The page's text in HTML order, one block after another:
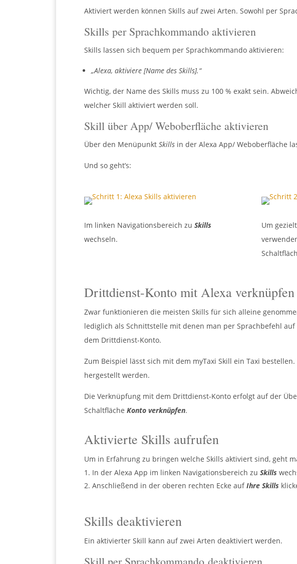
Aktiviert werden können Skills auf zwei Arten. Sowohl per
Skills per Sprachkommando aktivieren
Skills lassen sich bequem per Sprachkommando aktivieren:
„Alexa, aktiviere [Name des Skills].“
Wichtig, der Name des Skills muss zu 100 % exakt sein.
welcher Skill aktiviert werden soll.
Skill über App/ Weboberfläche aktivieren
Über den Menüpunkt Skills in der Alexa App/ Weboberfläche
Und so geht’s:
Im linken Navigationsbereich zu Skills
wechseln.
Um
Drittdienst-Konto mit Alexa verknüpfen
Zwar funktionieren die meisten Skills für sich alleine
lediglich als Schnittstelle mit denen man per Sprachbefehl
dem Drittdienst-Konto.
Zum Beispiel lässt sich mit dem myTaxi Skill ein Taxi
hergestellt werden.
Die Verknüpfung mit dem Drittdienst-Konto erfolgt auf der
Schaltfläche Konto verknüpfen.
Aktivierte Skills aufrufen
Um in Erfahrung zu bringen welche Skills aktiviert sind, geht
In der Alexa App im linken Navigationsbereich zu Skills
Anschließend in der oberen rechten Ecke aufIhre Skills
Skills deaktivieren
Ein aktivierter Skill kann auf zwei Arten deaktiviert werden.